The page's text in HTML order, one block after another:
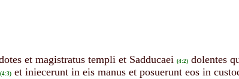
et magistratus templi et Sadducaei (4:2) dolentes
(4:3) et iniecerunt in eis manus et posuerunt eos in